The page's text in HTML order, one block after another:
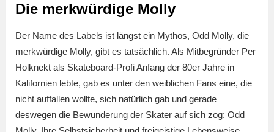
Die merkwürdige Molly
Der Name des Labels ist längst ein Mythos, Odd Molly, die
merkwürdige Molly, gibt es tatsächlich. Als Mitbegründer Per
Holknekt als Skateboard-Profi Anfang der 80er Jahre in
Kalifornien lebte, gab es unter den weiblichen Fans eine, die
nicht auffallen wollte, sich natürlich gab und gerade
deswegen die Bewunderung der Skater auf sich zog: Odd